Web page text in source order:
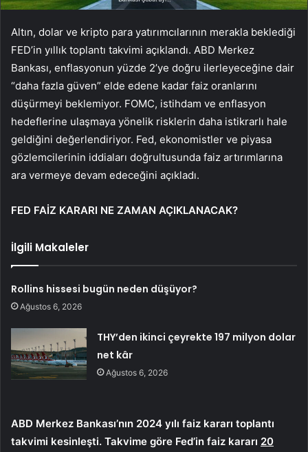
Altın, dolar ve kripto para yatırımcılarının merakla beklediği
FED’in yıllık toplantı takvimi açıklandı. ABD Merkez
Bankası, enflasyonun yüzde 2’ye doğru ilerleyeceğine dair
“daha fazla güven” elde edene kadar faiz oranlarını
düşürmeyi beklemiyor. FOMC, istihdam ve enflasyon
hedeflerine ulaşmaya yönelik risklerin daha istikrarlı hale
geldiğini değerlendiriyor. Fed, ekonomistler ve piyasa
gözlemcilerinin iddiaları doğrultusunda faiz artırımlarına
ara vermeye devam edeceğini açıkladı.
FED FAİZ KARARI NE ZAMAN AÇIKLANACAK?
İlgili Makaleler
Rollins hissesi bugün neden düşüyor?
Ağustos 6, 2026
THY’den ikinci çeyrekte 197 milyon dolar
net kâr
Ağustos 6, 2026
ABD Merkez Bankası’nın 2024 yılı faiz kararı toplantı
takvimi kesinleşti. Takvime göre Fed’in faiz kararı 20